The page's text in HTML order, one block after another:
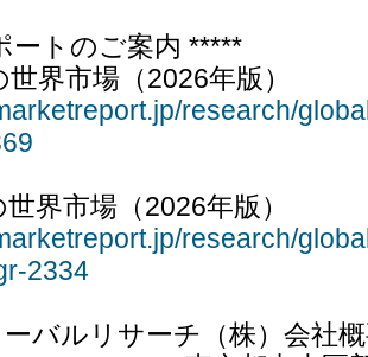
ートのご案内 *****
界市場（2026年版）
research/
界市場（2026年版）
research/
2334
バルリサーチ（株）会社